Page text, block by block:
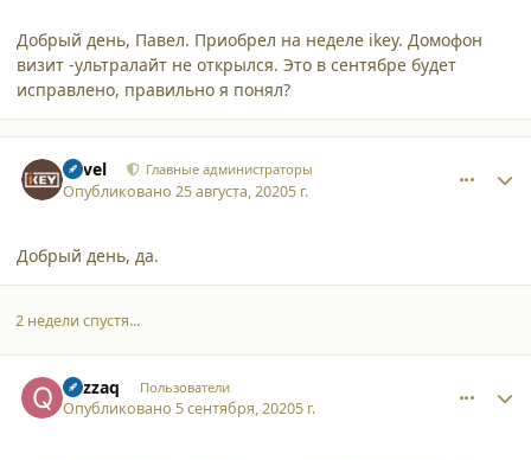
Добрый день, Павел. Приобрел на неделе ikey. Домофон
визит -ультралайт не открылся. Это в сентябре будет
исправлено, правильно я понял?
Pavel Главные администраторы
Опубликовано25 августа, 20205 г.
Добрый день, да.
2 недели спустя...
qazzaq Пользователи
Опубликовано 5 сентября, 20205 г.